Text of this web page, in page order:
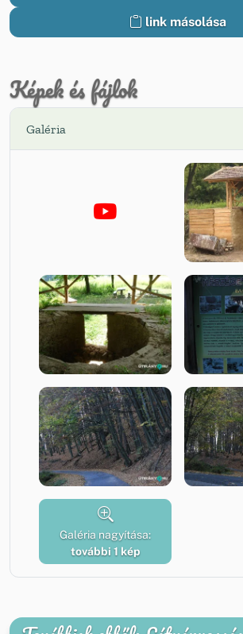
link másolása
Képek és fájlok
Galéria
Galéria nagyítása:
további 1 kép